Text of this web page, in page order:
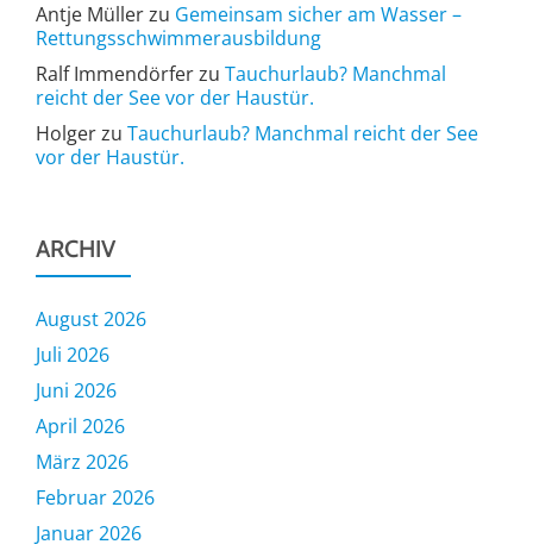
Antje Müllerzu Gemeinsam sicher am Wasser –
Rettungsschwimmerausbildung
Ralf Immendörferzu Tauchurlaub? Manchmal
reicht der See vor der Haustür.
Holgerzu Tauchurlaub? Manchmal reicht der See
vor der Haustür.
ARCHIV
August 2026
Juli 2026
Juni 2026
April 2026
März 2026
Februar 2026
Januar 2026